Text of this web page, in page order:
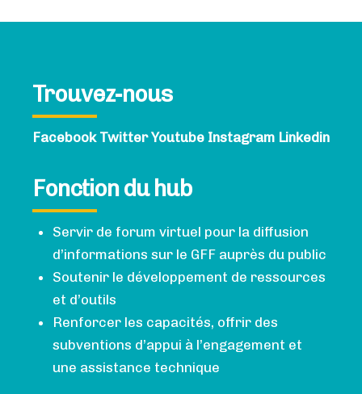
articles
Trouvez-nous
Facebook Twitter Youtube Instagram Linkedin
Fonction du hub
Servir de forum virtuel pour la diffusion
d’informations sur le GFF auprès du public
Soutenir le développement de ressources
et d’outils
Renforcer les capacités, offrir des
subventions d’appui à l’engagement et
une assistance technique